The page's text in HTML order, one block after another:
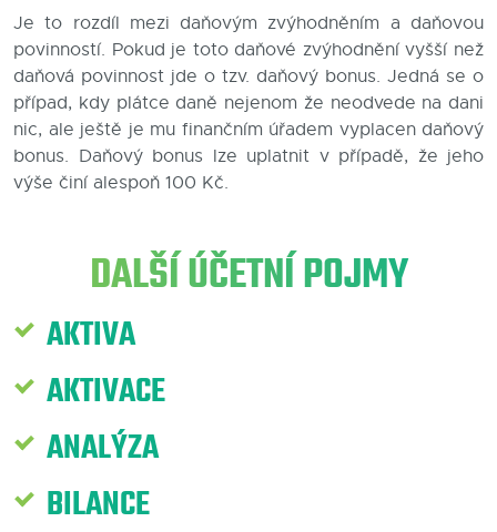
Kariéra
Partneři
Blog
Kontakty
Je to rozdíl mezi daňovým zvýhodněním a daňovou
povinností. Pokud je toto daňové zvýhodnění vyšší než
daňová povinnost jde o tzv. daňový bonus. Jedná se o
případ, kdy plátce daně nejenom že neodvede na dani
nic, ale ještě je mu finančním úřadem vyplacen daňový
bonus. Daňový bonus lze uplatnit v případě, že jeho
výše činí alespoň 100 Kč.
DALŠÍ ÚČETNÍ POJMY
AKTIVA
AKTIVACE
ANALÝZA
BILANCE